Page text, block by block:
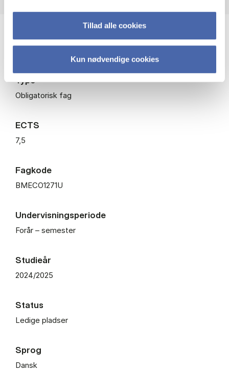
Tillad alle cookies
Kun nødvendige cookies
Type
Obligatorisk fag
ECTS
7,5
Fagkode
BMECO1271U
Undervisningsperiode
Forår – semester
Studieår
2024/2025
Status
Ledige pladser
Sprog
Dansk